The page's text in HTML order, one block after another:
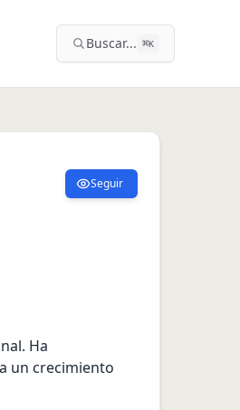
Buscar... ⌘K
Seguir
Ha
un crecimiento